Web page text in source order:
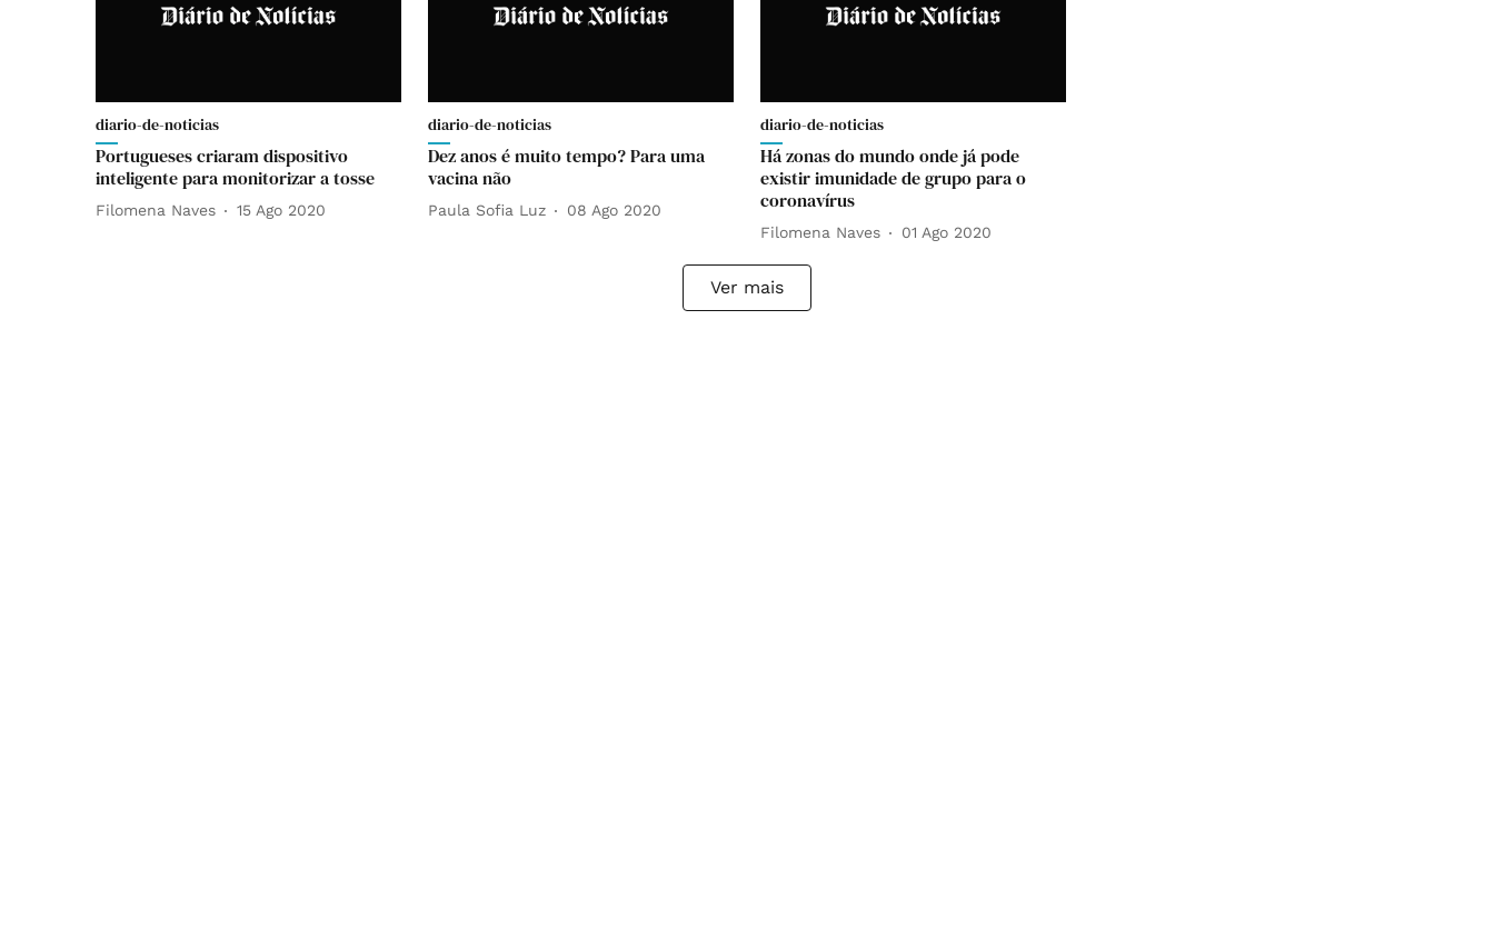
diario-de-noticias
Portugueses criaram dispositivo
inteligente para monitorizar a tosse
Filomena Naves 15 Ago 2020
diario-de-noticias
Dez anos é muito tempo? Para uma
vacina não
Paula Sofia Luz 08 Ago 2020
diario-de-noticias
Há zonas do mundo onde já pode
existir imunidade de grupo para o
coronavírus
Filomena Naves 01 Ago 2020
Ver mais